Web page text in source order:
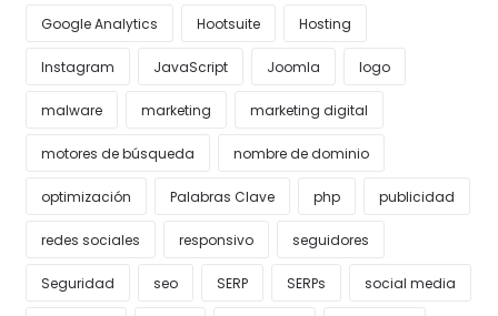
Google Analytics Hootsuite Hosting
Instagram JavaScript Joomla logo
malware marketing marketing digital
motores de búsqueda nombre de dominio
optimización Palabras Clave php publicidad
redes sociales responsivo seguidores
Seguridad seo SERP SERPs social media